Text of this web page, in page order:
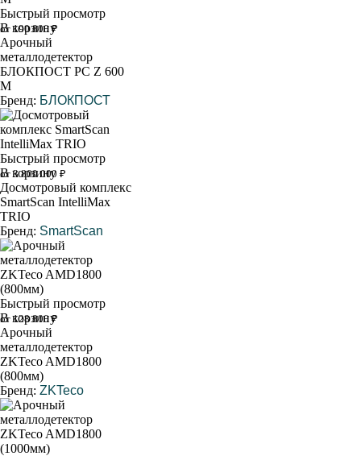
Быстрый просмотр
В корзину
от 190 800 ₽
Арочный
металлодетектор
БЛОКПОСТ PC Z 600
M
Бренд: БЛОКПОСТ
Быстрый просмотр
В корзину
от 3 800 000 ₽
Досмотровый комплекс
SmartScan IntelliMax
TRIO
Бренд: SmartScan
Быстрый просмотр
В корзину
от 128 800 ₽
Арочный
металлодетектор
ZKTeco AMD1800
(800мм)
Бренд: ZKTeco